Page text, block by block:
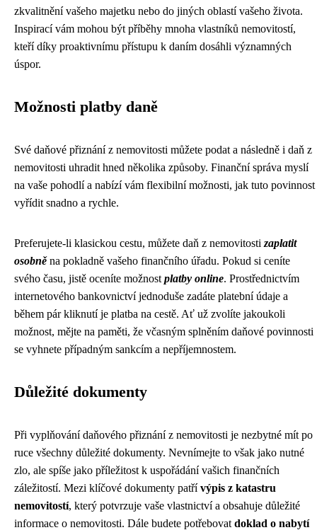
zkvalitnění vašeho majetku nebo do jiných oblastí vašeho života.
Inspirací vám mohou být příběhy mnoha vlastníků nemovitostí,
kteří díky proaktivnímu přístupu k daním dosáhli významných
úspor.
Možnosti platby daně
Své daňové přiznání z nemovitosti můžete podat a následně i daň z
nemovitosti uhradit hned několika způsoby. Finanční správa myslí
na vaše pohodlí a nabízí vám flexibilní možnosti, jak tuto povinnost
vyřídit snadno a rychle.
Preferujete-li klasickou cestu, můžete daň z nemovitosti zaplatit
osobněna pokladně vašeho finančního úřadu. Pokud si ceníte
svého času, jistě oceníte možnost platby online. Prostřednictvím
internetového bankovnictví jednoduše zadáte platební údaje a
během pár kliknutí je platba na cestě. Ať už zvolíte jakoukoli
možnost, mějte na paměti, že včasným splněním daňové povinnosti
se vyhnete případným sankcím a nepříjemnostem.
Důležité dokumenty
Při vyplňování daňového přiznání z nemovitosti je nezbytné mít po
ruce všechny důležité dokumenty. Nevnímejte to však jako nutné
zlo, ale spíše jako příležitost k uspořádání vašich finančních
záležitostí. Mezi klíčové dokumenty patřívýpis z katastru
nemovitostí, který potvrzuje vaše vlastnictví a obsahuje důležité
informace o nemovitosti. Dále budete potřebovat doklad o nabytí